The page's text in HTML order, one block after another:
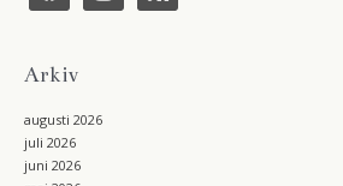
c
o
s
a
m
s
Arkiv
augusti 2026
juli 2026
juni 2026